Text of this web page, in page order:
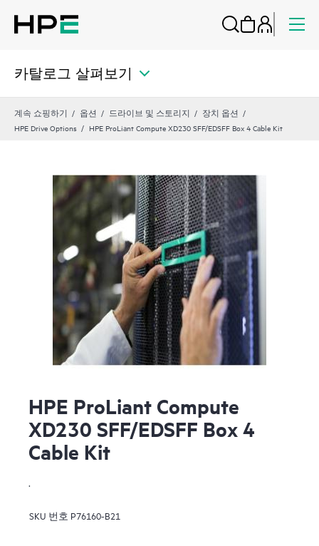
카탈로그 살펴보기
계속 쇼핑하기 옵션 드라이브 및 스토리지
장치 옵션
HPE Drive Options
HPE ProLiant Compute XD230 SFF/EDSFF Box 4 Cable Kit
HPE ProLiant Compute
XD230 SFF/EDSFF Box 4
Cable Kit
.
SKU 번호 P76160-B21